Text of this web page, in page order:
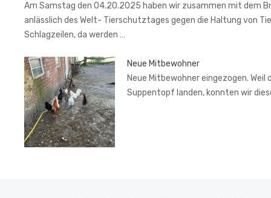
Am Samstag den 04.20.2025 haben wir zusammen mit dem
anlässlich des Welt- Tierschutztages gegen die Haltung von
Schlagzeilen, da werden …
Neue Mitbewohner
Neue Mitbewohner eingezogen.
Suppentopf landen, konnten wir